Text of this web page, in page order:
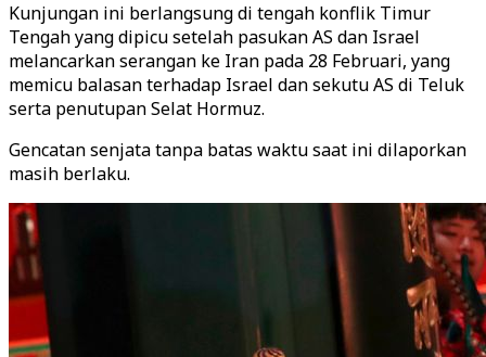
Kunjungan ini berlangsung di tengah konflik Timur
Tengah yang dipicu setelah pasukan AS dan Israel
melancarkan serangan ke Iran pada 28 Februari, yang
memicu balasan terhadap Israel dan sekutu AS di Teluk
serta penutupan Selat Hormuz.
Gencatan senjata tanpa batas waktu saat ini dilaporkan
masih berlaku.